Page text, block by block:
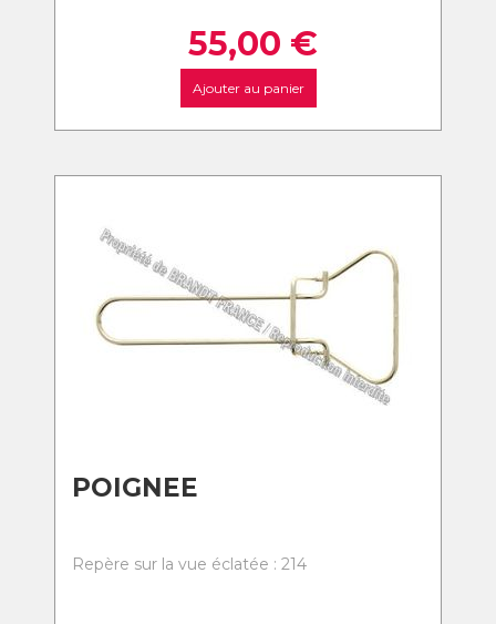
55,00 €
Ajouter au panier
POIGNEE
Repère sur la vue éclatée : 214